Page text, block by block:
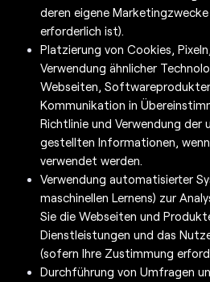
deren eigene
erforderlich ist).
Platzierung von Cookies,
Verwendung ähnlicher
Webseiten,
Kommunikation in
Richtlinie und Verwendung der
gestellten Informationen,
verwendet werden.
Verwendung automatisierter
maschinellen Lernens) zur
Sie die Webseiten und
Dienstleistungen und das
(sofern Ihre Zustimmung
Durchführung von Umfragen